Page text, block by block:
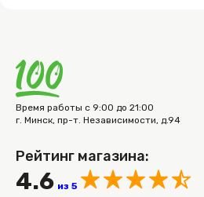
Время работы с 9:00 до 21:00
г. Минск, пр-т. Независимости, д.94
Рейтинг магазина:
4.6 из 5